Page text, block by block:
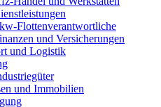
und Versicherungen
und Logistik
und Immobilien